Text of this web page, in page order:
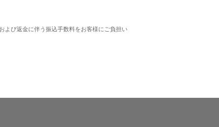
よび返金に伴う振込手数料をお客様にご負担い